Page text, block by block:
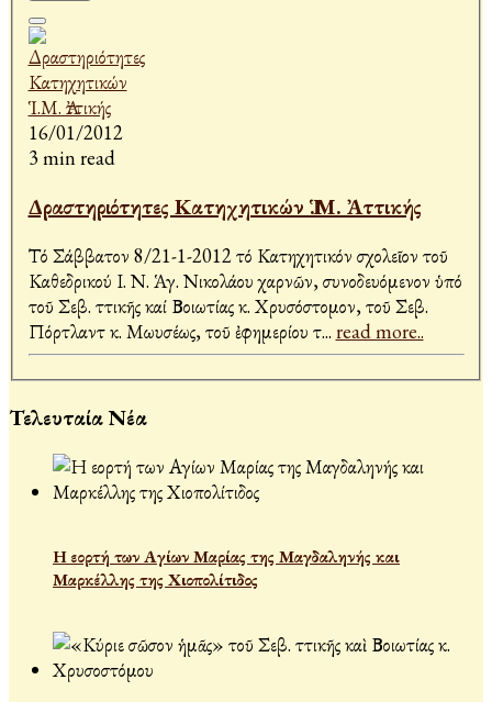
16/01/2012
3 min read
Δραστηριότητες Κατηχητικών Ἱ.Μ. Ἀττικής
Τό Σάββατον 8/21-1-2012 τό Κατηχητικόν σχολεῖον τοῦ
Καθεδρικού Ι. Ν. Ἁγ. Νικολάου Ἀχαρνῶν, συνοδευόμενον ὑπό
τοῦ Σεβ. Ἀττικῆς καί Βοιωτίας κ. Χρυσόστομον, τοῦ Σεβ.
Πόρτλαντ κ. Μωυσέως, τοῦ ἐφημερίου τ... read more..
Τελευταία Νέα
Η εορτή των Αγίων Μαρίας της Μαγδαληνής και
Μαρκέλλης της Χιοπολίτιδος